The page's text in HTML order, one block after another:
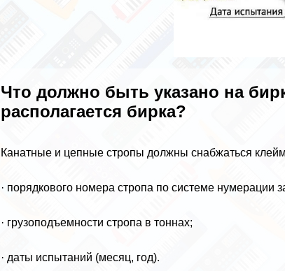
Что должно быть указано на
располагается бирка?
Канатные и цепные стропы должны снабжаться
· порядкового номера стропа по системе ну­мерации
· грузоподъемности стропа в тоннах;
· даты испытаний (месяц, год).